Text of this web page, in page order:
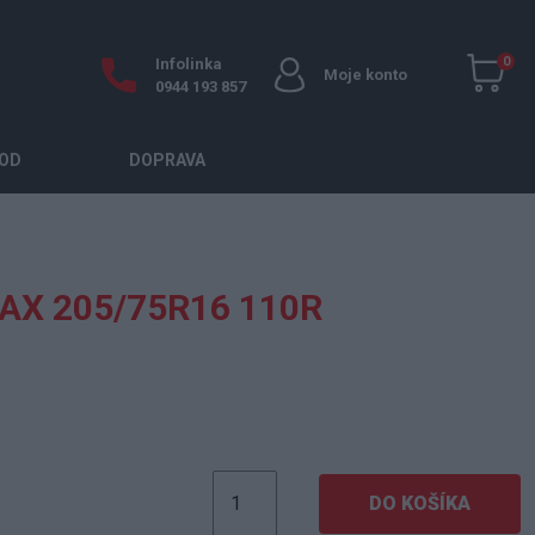
Infolinka
0944 193 857
Moje konto
0
DOPRAVA
205/75R16 110R
DO KOŠÍKA